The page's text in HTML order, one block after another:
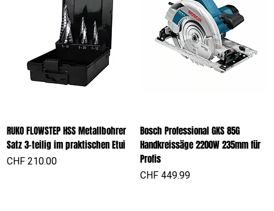
RUKO FLOWSTEP HSS Metallbohrer
Satz 3-teilig im praktischen Etui
Preis
CHF 210.00
Bosch Professional GKS 85G
Handkreissäge 2200W 235mm für
Profis
Preis
CHF 449.99